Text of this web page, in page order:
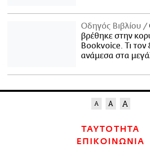
Οδηγός Βιβλίου
βρέθηκε στην
Bookvoice. Τι τον
ανάμεσα στα
ΤΑΥΤΟΤΗΤΑ
ΕΠΙΚΟΙΝΩΝΙΑ